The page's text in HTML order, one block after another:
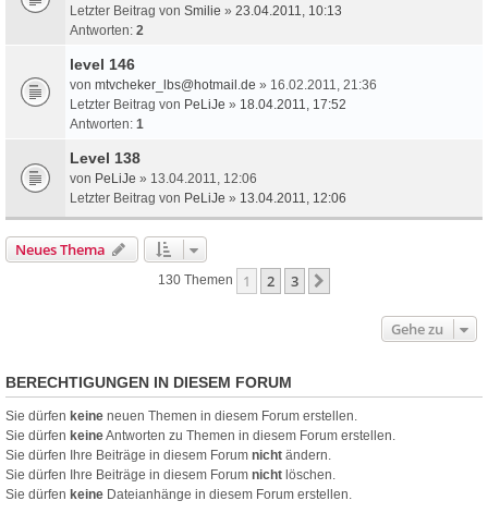
Letzter Beitrag von Smilie » 23.04.2011, 10:13
Antworten: 2
level 146
von mtvcheker_lbs@hotmail.de » 16.02.2011, 21:36
Letzter Beitrag von PeLiJe » 18.04.2011, 17:52
Antworten: 1
Level 138
von PeLiJe » 13.04.2011, 12:06
Letzter Beitrag von PeLiJe » 13.04.2011, 12:06
Neues Thema
130 Themen 1 2 3
Gehe zu
BERECHTIGUNGEN IN DIESEM FORUM
Sie dürfen keine neuen Themen in diesem Forum erstellen.
Sie dürfen keineAntworten zu Themen in diesem Forum erstellen.
Sie dürfen Ihre Beiträge in diesem Forum nicht ändern.
Sie dürfen Ihre Beiträge in diesem Forum nicht löschen.
Sie dürfen keine Dateianhänge in diesem Forum erstellen.